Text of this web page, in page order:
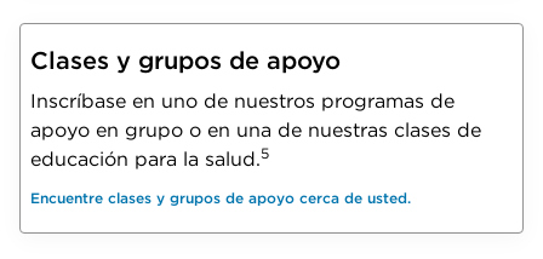
Clases y grupos de apoyo
Inscríbase en uno de nuestros programas de
apoyo en grupo o en una de nuestras clases de
educación para la salud.5
Encuentre clases y grupos de apoyo cerca de usted.